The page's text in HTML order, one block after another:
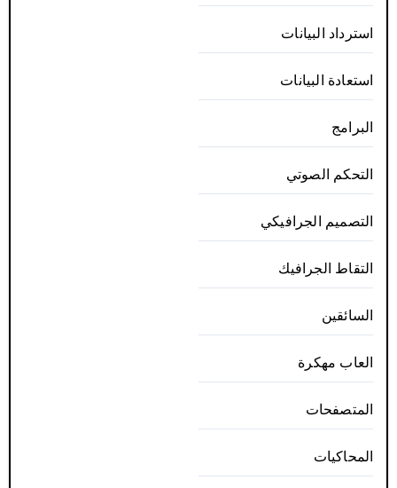
استرداد البيانات
استعادة البيانات
البرامج
التحكم الصوتي
التصميم الجرافيكي
التقاط الجرافيك
السائقين
العاب مهكرة
المتصفحات
المحاكيات